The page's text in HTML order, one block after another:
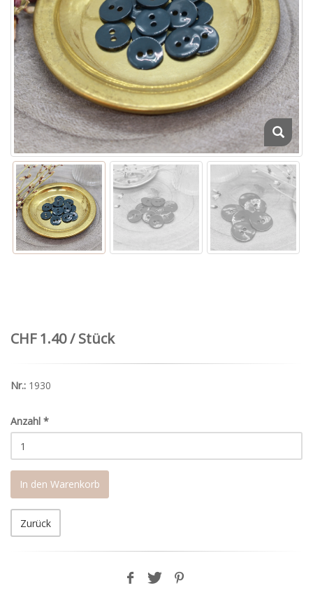
CHF 1.40 / Stück
Nr.: 1930
Anzahl *
In den Warenkorb
Zurück